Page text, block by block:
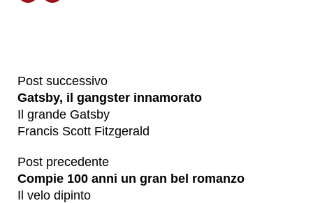
Post successivo
Gatsby, il gangster innamorato
Il grande Gatsby
​Francis Scott Fitzgerald
Post precedente
Compie 100 anni un gran bel romanzo
Il velo dipinto